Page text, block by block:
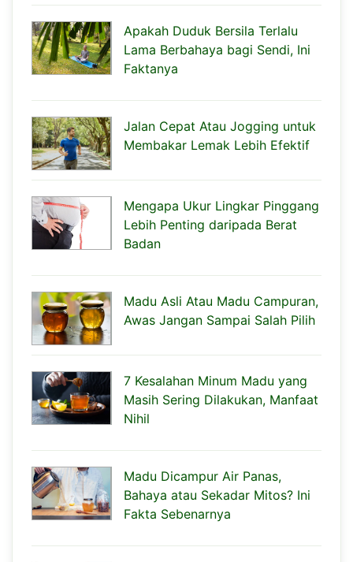
Apakah Duduk Bersila Terlalu
Lama Berbahaya bagi Sendi, Ini
Faktanya
Jalan Cepat Atau Jogging untuk
Membakar Lemak Lebih Efektif
Mengapa Ukur Lingkar Pinggang
Lebih Penting daripada Berat
Badan
Madu Asli Atau Madu Campuran,
Awas Jangan Sampai Salah Pilih
7 Kesalahan Minum Madu yang
Masih Sering Dilakukan, Manfaat
Nihil
Madu Dicampur Air Panas,
Bahaya atau Sekadar Mitos? Ini
Fakta Sebenarnya